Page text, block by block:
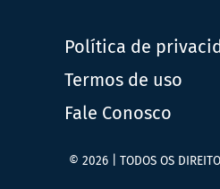
Política de
Termos de uso
Fale Conosco
© 2026 | TODOS OS